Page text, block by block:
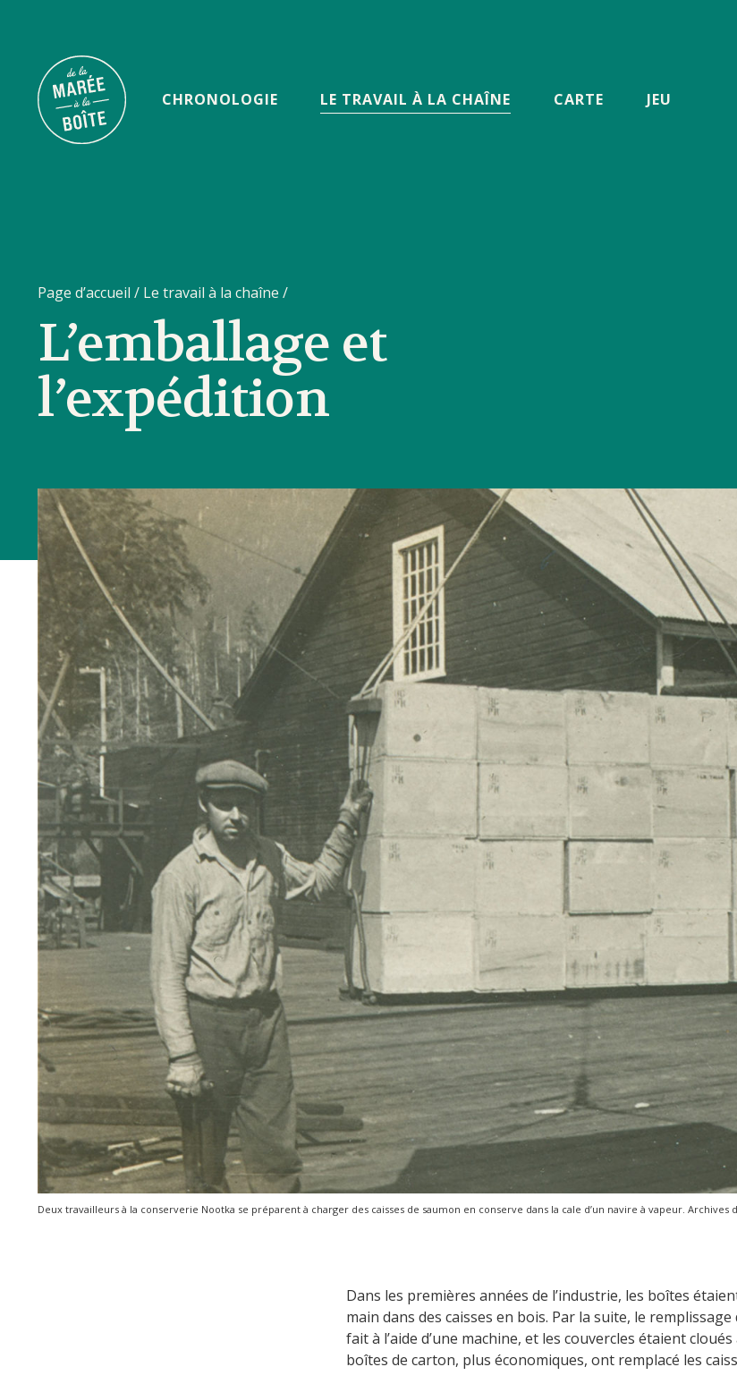
CHRONOLOGIE LE TRAVAIL À LA CHAÎNE CARTE JEU
Page d’accueil / Le travail à la chaîne /
L’emballage et
l’expédition
Deux travailleurs à la conserverie Nootka se préparent à charger des caisses de saumon en conserve dans la cale d’un navire à vapeur. Archives
Dans les premières années de l’industrie, les boîtes
main dans des caisses en bois. Par la suite, le remplissage
fait à l’aide d’une machine, et les couvercles étaient
boîtes de carton, plus économiques, ont remplacé les